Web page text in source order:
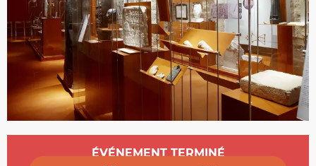
Ouverture et coordonnées
ÉVÉNEMENT TERMINÉ